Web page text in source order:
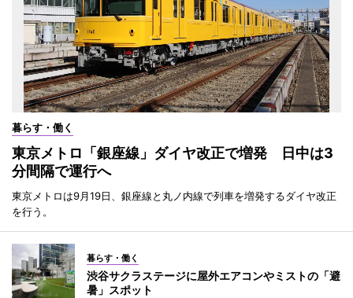
暮らす・働く
東京メトロ「銀座線」ダイヤ改正で増発 日中は3
分間隔で運行へ
東京メトロは9月19日、銀座線と丸ノ内線で列車を増発するダイヤ改正
を行う。
暮らす・働く
渋谷サクラステージに屋外エアコンやミストの「避
暑」スポット